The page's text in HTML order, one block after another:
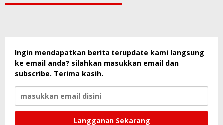
Ingin mendapatkan berita terupdate kami langsung
ke email anda? silahkan masukkan email dan
subscribe. Terima kasih.